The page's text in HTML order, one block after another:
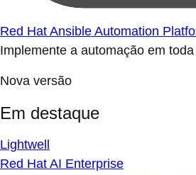
Red Hat Ansible Automation
Implemente a automação em
Nova versão
Em destaque
Lightwell
Red Hat AI Enterprise